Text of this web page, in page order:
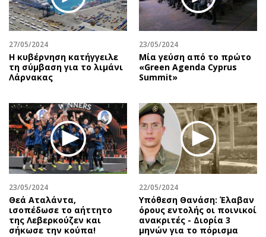
27/05/2024
Η κυβέρνηση κατήγγειλε
τη σύμβαση για το λιμάνι
Λάρνακας
23/05/2024
Μία γεύση από το πρώτο
«Green Agenda Cyprus
Summit»
23/05/2024
Θεά Αταλάντα,
ισοπέδωσε το αήττητο
της Λεβερκούζεν και
σήκωσε την κούπα!
22/05/2024
Υπόθεση Θανάση: Έλαβαν
όρους εντολής οι ποινικοί
ανακριτές - Διορία 3
μηνών για το πόρισμα